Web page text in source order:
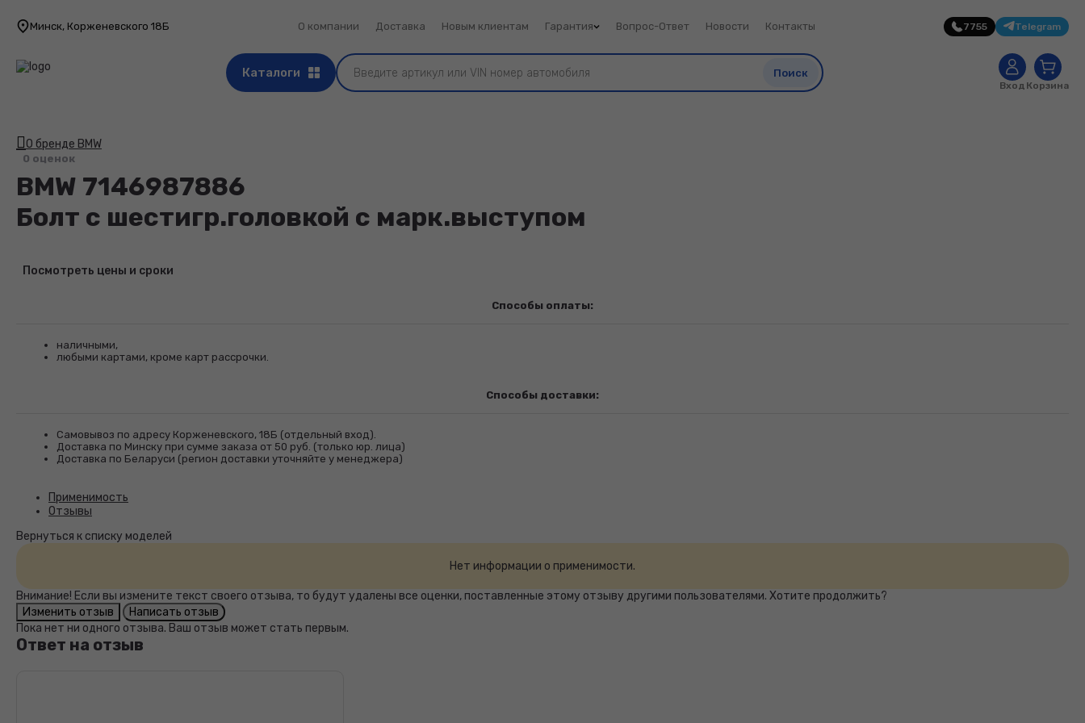
Минск, Корженевского 18Б О компании Доставка Новым клиентам Гарантия Вопрос-Ответ Новости Контакты 7755 Telegram
Каталоги Поиск
Вход
0
Корзина
О бренде BMW
0 оценок
BMW 7146987886
Болт с шестигр.головкой с марк.выступом
Посмотреть цены и сроки
Способы оплаты:
наличными,
любыми картами, кроме карт рассрочки.
Способы доставки:
Самовывоз по адресу Корженевского, 18Б (отдельный вход).
Доставка по Минску при сумме заказа от 50 руб. (только юр. лица)
Доставка по Беларуси (регион доставки уточняйте у менеджера)
Применимость
Отзывы
Нет информации о применимости.
Внимание! Если вы измените текст своего отзыва, то будут удалены все оценки, поставленные этому отзыву другими пользователями. Хотите продолжить?
Пока нет ни одного отзыва. Ваш отзыв может стать первым.
Ответ на отзыв